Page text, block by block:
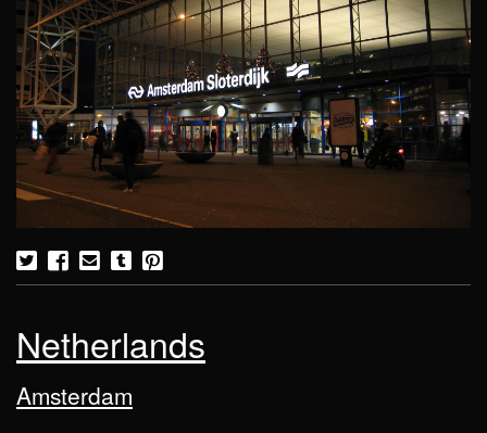
Netherlands
Amsterdam